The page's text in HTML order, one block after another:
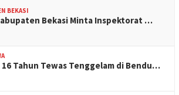
BEKASI
Bekasi Minta Inspektorat …
16 Tahun Tewas Tenggelam di Bendu…